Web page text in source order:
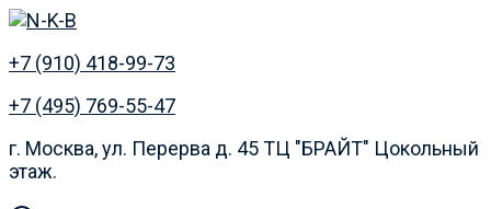
+7 (910) 418-99-73
+7 (495) 769-55-47
г. Москва, ул. Перерва д. 45 ТЦ "БРАЙТ" Цокольный
этаж.